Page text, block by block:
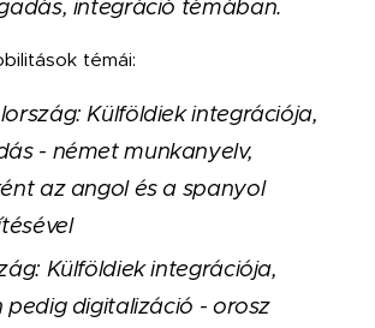
integráció témában.
témái:
Külföldiek integrációja,
- német munkanyelv,
az angol és a spanyol
Külföldiek integrációja,
pedig digitalizáció - orosz